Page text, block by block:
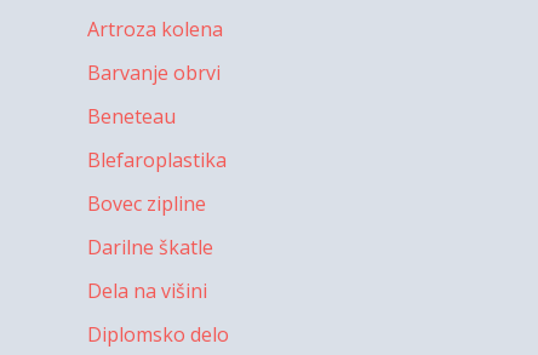
Artroza kolena
Barvanje obrvi
Beneteau
Blefaroplastika
Bovec zipline
Darilne škatle
Dela na višini
Diplomsko delo